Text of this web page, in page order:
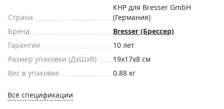
Страна
КНР для Bresser GmbH
(Германия)
Бренд
Bresser (Брессер)
Гарантия
10 лет
Размер упаковки (ДxШxВ)
19x17x8 см
Вес в упаковке
0.88 кг
Все спецификации